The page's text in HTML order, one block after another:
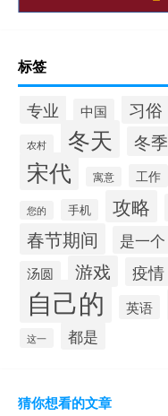
标签
专业 中国 习俗
农村 冬天 冬季
宋代 寓意 工作
您的 手机 攻略
春节期间 是一个
汤圆 游戏 疫情
自己的 英语
这一 都是
猜你想看的文章